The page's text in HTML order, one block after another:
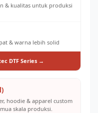
& kualitas untuk produksi
& warna lebih solid
DTF Series →
hoodie & apparel custom
skala produksi.